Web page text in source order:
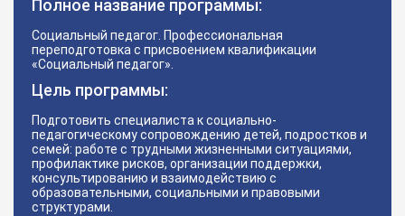
Полное название программы:
Социальный педагог. Профессиональная
переподготовка с присвоением квалификации
«Социальный педагог».
Цель программы:
Подготовить специалиста к социально-
педагогическому сопровождению детей, подростков и
семей: работе с трудными жизненными ситуациями,
профилактике рисков, организации поддержки,
консультированию и взаимодействию с
образовательными, социальными и правовыми
структурами.